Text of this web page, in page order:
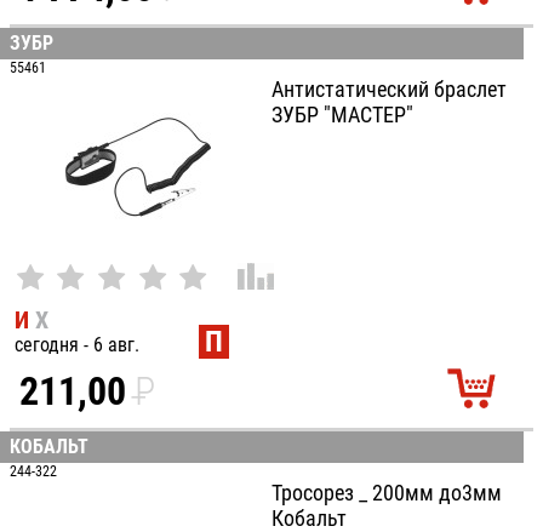
УБ.
ЗУБР
55461
Антистатический браслет
ЗУБР "МАСТЕР"
И Х
сегодня - 6 авг. П
211,00P
УБ.
КОБАЛЬТ
244-322
Тросорез _ 200мм до3мм
Кобальт